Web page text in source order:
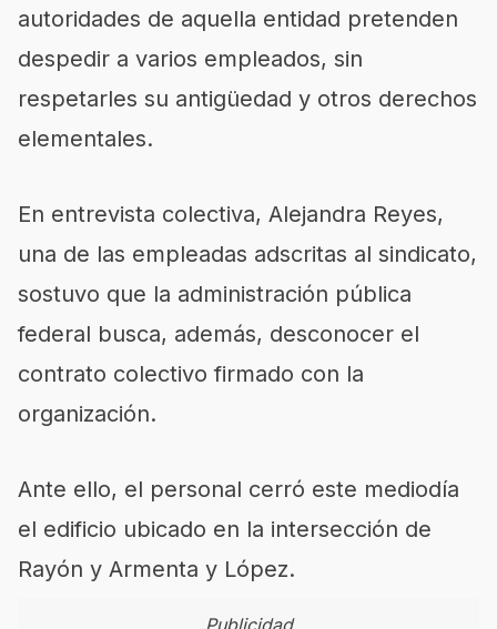
autoridades de aquella entidad pretenden
despedir a varios empleados, sin
respetarles su antigüedad y otros derechos
elementales.
En entrevista colectiva, Alejandra Reyes,
una de las empleadas adscritas al sindicato,
sostuvo que la administración pública
federal busca, además, desconocer el
contrato colectivo firmado con la
organización.
Ante ello, el personal cerró este mediodía
el edificio ubicado en la intersección de
Rayón y Armenta y López.